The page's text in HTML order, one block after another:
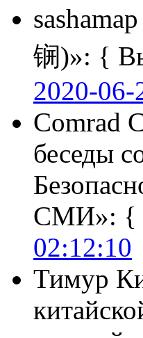
sashamap
锎)»: {
2020-06-
Comrad
беседы
СМИ»: {
02:12:10
Тимур